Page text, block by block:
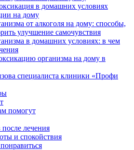
в домашних условиях
на дому
от алкоголя на дому: способы,
улучшение самочувствия
в домашних условиях: в чем
организма на дому в
специалиста клиники «Профи
помогут
лечения
и спокойствия